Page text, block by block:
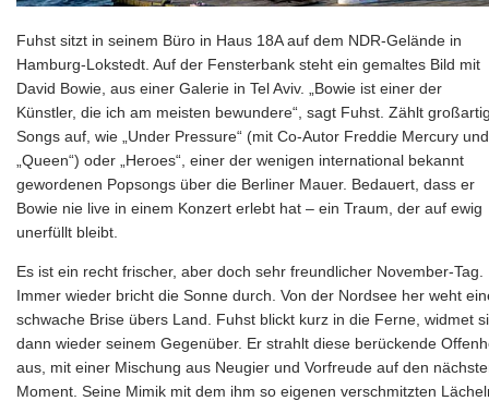
Fuhst sitzt in seinem Büro in Haus 18A auf dem NDR-Gelände in
Hamburg-Lokstedt. Auf der Fensterbank steht ein gemaltes Bild mit
David Bowie, aus einer Galerie in Tel Aviv. „Bowie ist einer der
Künstler, die ich am meisten bewundere“, sagt Fuhst. Zählt
Songs auf, wie „Under Pressure“ (mit Co-Autor Freddie Mercury und
„Queen“) oder „Heroes“, einer der wenigen international bekannt
gewordenen Popsongs über die Berliner Mauer. Bedauert, dass er
Bowie nie live in einem Konzert erlebt hat – ein Traum, der auf ewig
unerfüllt bleibt.
Es ist ein recht frischer, aber doch sehr freundlicher November-Tag.
Immer wieder bricht die Sonne durch. Von der Nordsee her weht
schwache Brise übers Land. Fuhst blickt kurz in die Ferne, widmet
dann wieder seinem Gegenüber. Er strahlt diese berückende
aus, mit einer Mischung aus Neugier und Vorfreude auf den
Moment. Seine Mimik mit dem ihm so eigenen verschmitzten